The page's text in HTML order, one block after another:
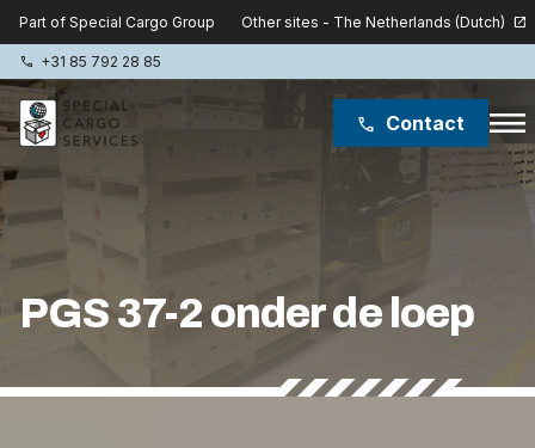
Part of Special Cargo Group Other sites - The Netherlands (Dutch) open_in_new
phone +31 85 792 28 85
phone Contact menu
PGS 37-2 onder de loep
Special Cargo Group
Isologic
Diensten